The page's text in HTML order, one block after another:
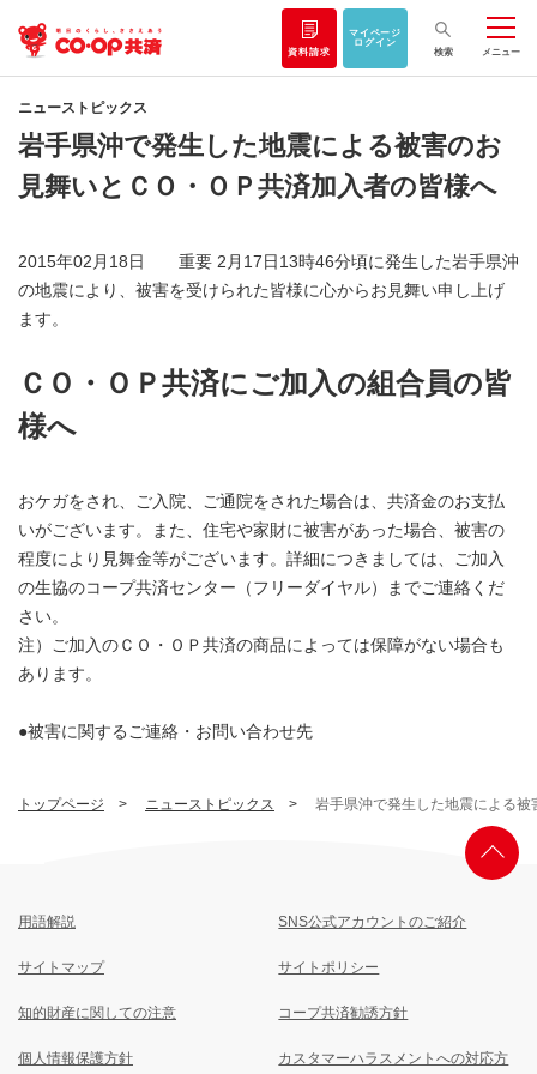
資料請求
マイページ
ログイン
検索
メニュー
トップページ ニューストピックス 岩手県沖で発生した地震による
ニューストピックス
岩手県沖で発生した地震による被害のお
見舞いとＣＯ・ＯＰ共済加入者の皆様へ
2015年02月18日 重要 2月17日13時46分頃に発生した岩手県沖
の地震により、被害を受けられた皆様に心からお見舞い申し上げ
ます。
ＣＯ・ＯＰ共済にご加入の組合員の皆
様へ
おケガをされ、ご入院、ご通院をされた場合は、共済金のお支払
いがございます。また、住宅や家財に被害があった場合、被害の
程度により見舞金等がございます。詳細につきましては、ご加入
の生協のコープ共済センター（フリーダイヤル）までご連絡くだ
さい。
注）ご加入のＣＯ・ＯＰ共済の商品によっては保障がない場合も
あります。
●被害に関するご連絡・お問い合わせ先
用語解説 SNS公式アカウントのご紹介
サイトマップ サイトポリシー
知的財産に関しての注意 コープ共済勧誘方針
個人情報保護方針 カスタマーハラスメントへの対応方